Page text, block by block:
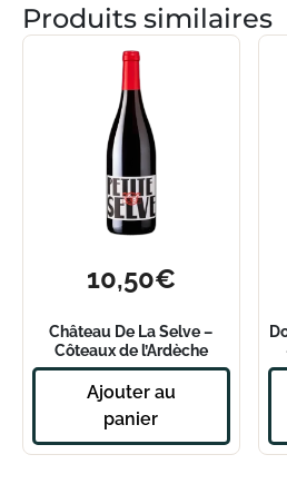
Produits similaires
10,50€
Château De La Selve –
Côteaux de l’Ardèche
rouge – Petite Selve 2023
Ajouter au
panier